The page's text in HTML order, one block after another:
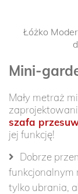
Łóżko
Mini-
Mały metraż
szafa
jej funkcję!
Dobrze
funkcjonalnym
tylko ubrania,